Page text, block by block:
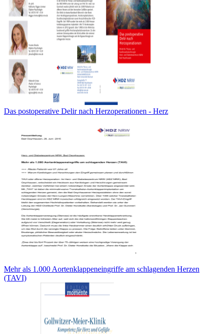
Das postoperative Delir nach Herzoperationen - Herz
Mehr als 1.000 Aortenklappeneingriffe am schlagenden Herzen
(TAVI)